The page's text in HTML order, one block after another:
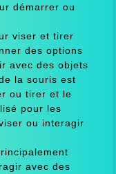
démarrer ou
viser et tirer
des options
avec des objets
la souris est
ou tirer et le
pour les
ou interagir
avec des